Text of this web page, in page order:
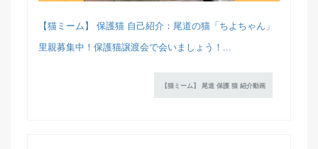
【猫ミーム】 保護猫 自己紹介：尾道の猫「ちよちゃん」
里親募集中！保護猫譲渡会で会いましょう！...
【猫ミーム】 尾道 保護 猫 紹介動画